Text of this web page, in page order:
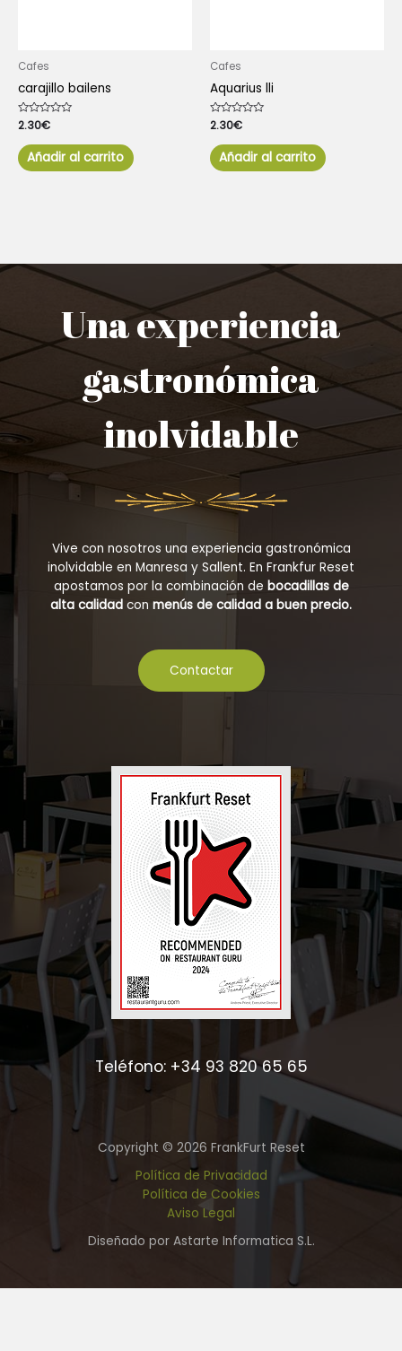
Cafes
carajillo bailens
Valorado
con
de
5
2.30€
Añadir al carrito
Cafes
Aquarius lli
Valorado
con
de
5
2.30€
Añadir al carrito
Una experiencia
gastronómica
inolvidable
Vive con nosotros una experiencia gastronómica
inolvidable en Manresa y Sallent. En Frankfur Reset
apostamos por la combinación de bocadillas de
alta calidad con menús de calidad a buen precio.
Contactar
Teléfono: +34 93 820 65 65
Copyright © 2026 FrankFurt Reset
Política de Privacidad
Política de Cookies
Aviso Legal
Diseñado por Astarte Informatica S.L.